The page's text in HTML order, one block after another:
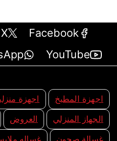
Facebook
X
YouTube
اجهزة المطبخ اجهزة
الجهاز المنزلي العروض
غسالة صحون غساله